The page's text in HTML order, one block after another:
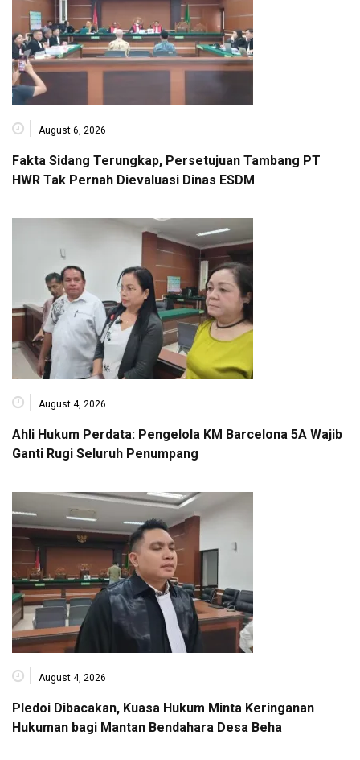
August 6, 2026
Fakta Sidang Terungkap, Persetujuan Tambang PT
HWR Tak Pernah Dievaluasi Dinas ESDM
August 4, 2026
Ahli Hukum Perdata: Pengelola KM Barcelona 5A Wajib
Ganti Rugi Seluruh Penumpang
August 4, 2026
Pledoi Dibacakan, Kuasa Hukum Minta Keringanan
Hukuman bagi Mantan Bendahara Desa Beha